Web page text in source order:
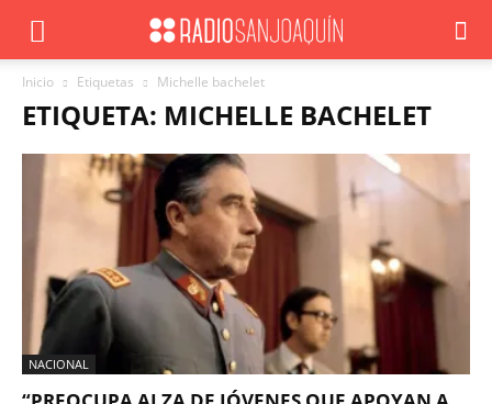
Inicio Etiquetas Michelle bachelet
ETIQUETA: MICHELLE BACHELET
NACIONAL